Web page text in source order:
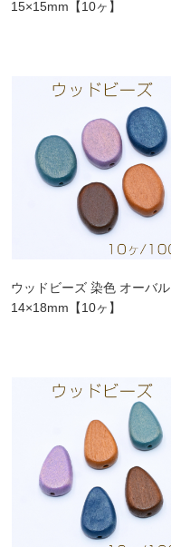
15×15mm【10ヶ】
ウッドビーズ 染色 オーバル
14×18mm【10ヶ】